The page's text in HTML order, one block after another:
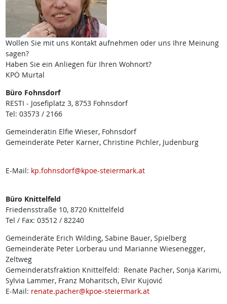
Wollen Sie mit uns Kontakt aufnehmen oder uns Ihre Meinung
sagen?
Haben Sie ein Anliegen für Ihren Wohnort?
KPÖ Murtal
Büro Fohnsdorf
RESTI - Josefiplatz 3, 8753 Fohnsdorf
Tel: 03573 / 2166
Gemeinderätin Elfie Wieser, Fohnsdorf
Gemeinderäte Peter Karner, Christine Pichler, Judenburg
E-Mail: kp.fohnsdorf@kpoe-steiermark.at
Büro Knittelfeld
Friedensstraße 10, 8720 Knittelfeld
Tel / Fax: 03512 / 82240
Gemeinderäte Erich Wilding, Sabine Bauer, Spielberg
Gemeinderäte Peter Lorberau und Marianne Wiesenegger,
Zeltweg
Gemeinderatsfraktion Knittelfeld: Renate Pacher, Sonja Karimi,
Sylvia Lammer, Franz Moharitsch, Elvir Kujović
E-Mail: renate.pacher@kpoe-steiermark.at